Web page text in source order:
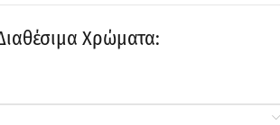
Χρώματα: